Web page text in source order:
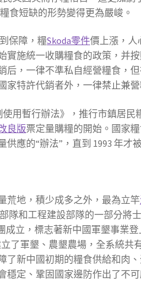
食短缺的形勢變得更為嚴峻。
保障，糧Skoda零件價上漲，人
實施統一收購糧食的政策，并
，一律不準私自經營糧食，
特許代銷者外，一律禁止兼營
用暫行辦法》，推行市鎮居民
良版票定量購糧的開始。國家
應的“辦法”，直到 1993 年才
荒地，積少成多之外，最為立竿
隊和工程建設部隊的一部分
立，標志著新中國軍墾事業
軍墾、農墾農場，全系統共
了新中國初期的糧食供給和肉
定、鞏固國家邊防作出了不